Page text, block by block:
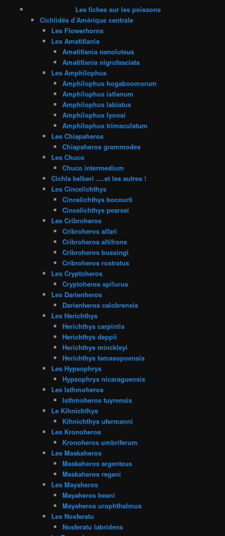
Les fiches sur les poissons
Cichlidés d’Amérique centrale
Les Flowerhorns
Les Amatitlania
Amatitlania nanoluteus
Amatitlania nigrofasciata
Les Amphilophus
Amphilophus hogaboomorum
Amphilophus istlanum
Amphilophus labiatus
Amphilophus lyonsi
Amphilophus trimaculatum
Les Chiapaheros
Chiapaheros grammodes
Les Chuco
Chuco intermedium
Cichla kelberi ….et les autres !
Les Cincelichthys
Cincelichthys bocourti
Cincelichthys pearsei
Les Cribroheros
Cribroheros alfari
Cribroheros altifrons
Cribroheros bussingi
Cribroheros rostratus
Les Cryptoheros
Cryptoheros spilurus
Les Darienheros
Darienheros calobrensis
Les Herichthys
Herichthys carpintis
Herichthys deppii
Herichthys minckleyi
Herichthys tamasopoensis
Les Hypsophrys
Hypsophrys nicaraguensis
Les Isthmoheros
Isthmoheros tuyrensis
Le Kihnichthys
Kihnichthys ufermanni
Les Kronoheros
Kronoheros umbriferum
Les Maskaheros
Maskaheros argenteus
Maskaheros regani
Les Mayaheros
Mayaheros beani
Mayaheros urophthalmus
Les Nosferatu
Nosferatu labridens